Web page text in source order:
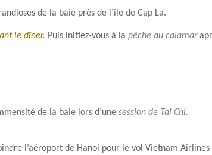
de la baie près de l’île de Cap La.
le dîner. Puis initiez-vous à la pêche au calamar
de la baie lors d’une session de Tai Chi.
l’aéroport de Hanoi pour le vol Vietnam